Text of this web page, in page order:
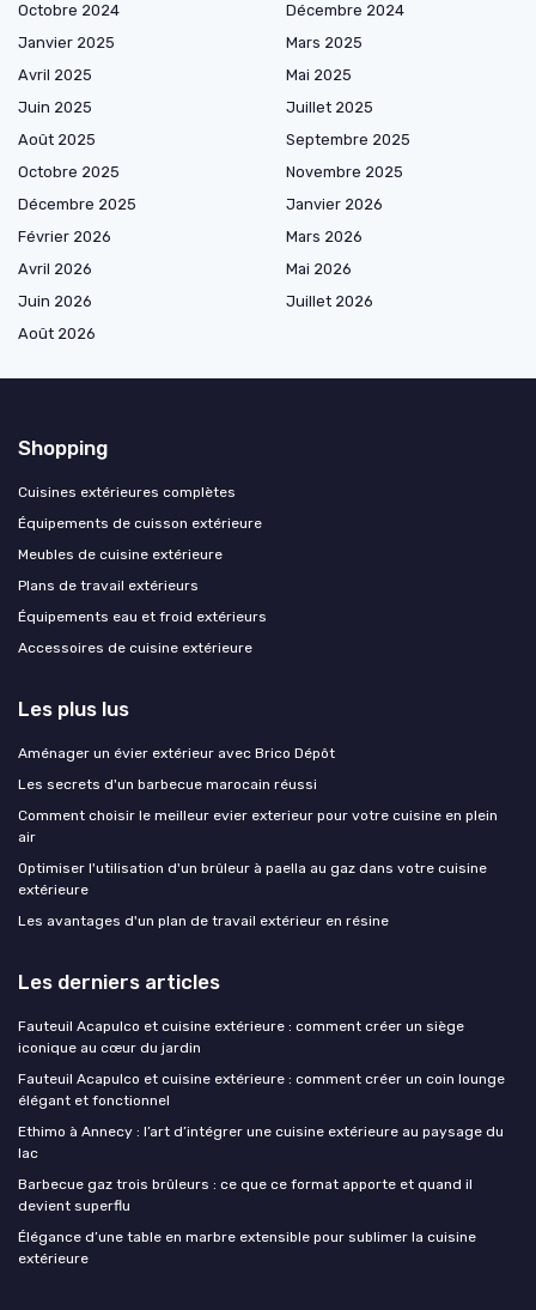
Octobre 2024
Décembre 2024
Janvier 2025
Mars 2025
Avril 2025
Mai 2025
Juin 2025
Juillet 2025
Août 2025
Septembre 2025
Octobre 2025
Novembre 2025
Décembre 2025
Janvier 2026
Février 2026
Mars 2026
Avril 2026
Mai 2026
Juin 2026
Juillet 2026
Août 2026
Shopping
Cuisines extérieures complètes
Équipements de cuisson extérieure
Meubles de cuisine extérieure
Plans de travail extérieurs
Équipements eau et froid extérieurs
Accessoires de cuisine extérieure
Les plus lus
Aménager un évier extérieur avec Brico Dépôt
Les secrets d'un barbecue marocain réussi
Comment choisir le meilleur evier exterieur pour votre cuisine en plein
air
Optimiser l'utilisation d'un brûleur à paella au gaz dans votre cuisine
extérieure
Les avantages d'un plan de travail extérieur en résine
Les derniers articles
Fauteuil Acapulco et cuisine extérieure : comment créer un siège
iconique au cœur du jardin
Fauteuil Acapulco et cuisine extérieure : comment créer un coin lounge
élégant et fonctionnel
Ethimo à Annecy : l’art d’intégrer une cuisine extérieure au paysage du
lac
Barbecue gaz trois brûleurs : ce que ce format apporte et quand il
devient superflu
Élégance d’une table en marbre extensible pour sublimer la cuisine
extérieure